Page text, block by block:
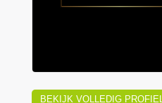
BEKIJK VOLLEDIG PROFIEL